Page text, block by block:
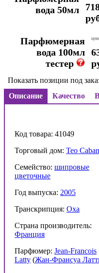
вода 50мл
Парфюмерная
вода 100мл
тестер
Показать позиции под
Описание
Качество
Код товара: 41049
Торговый дом: Teo
Семейство: шипровые
цветочные
Год выпуска: 2005
Транскрипция: Оха
Страна производитель:
Франция
Парфюмер: Jean-Francois
Latty (Жан-Франсуа